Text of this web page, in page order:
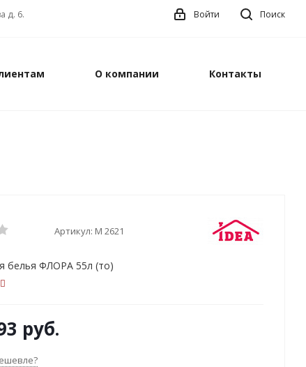
д. 6. Поиск
Войти
О компании Контакты
Артикул: М 2621
белья ФЛОРА 55л (то)
руб.